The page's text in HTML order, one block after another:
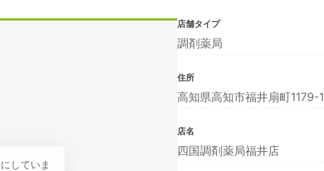
していま
店舗タイプ
調剤薬局
住所
高知県高知市福井扇町1179-1
店名
四国調剤薬局福井店